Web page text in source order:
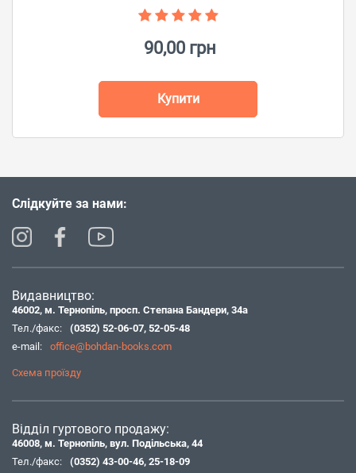
90,00 грн
Купити
Слідкуйте за нами:
Видавництво:
46002, м. Тернопіль, просп. Степана Бандери, 34а
Тел./факс:
(0352) 52-06-07, 52-05-48
e-mail:
office@bohdan-books.com
Схема проїзду
Відділ гуртового продажу:
46008, м. Тернопіль, вул. Подільська, 44
Тел./факс:
(0352) 43-00-46, 25-18-09